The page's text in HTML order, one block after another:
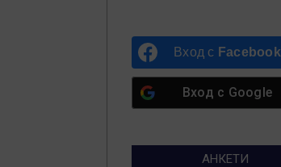
Вход с Facebook
Вход с Google
АНКЕТИ